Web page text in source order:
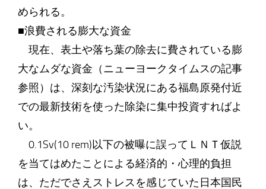
められる。
■浪費される膨大な資金
現在、表土や落ち葉の除去に費されている膨
大なムダな資金（ニューヨークタイムスの記事
参照）は、深刻な汚染状況にある福島原発付近
での最新技術を使った除染に集中投資すればよ
い。
0.1Sv(10 rem)以下の被曝に誤ってＬＮＴ仮説
を当てはめたことによる経済的・心理的負担
は、ただでさえストレスを感じていた日本国民